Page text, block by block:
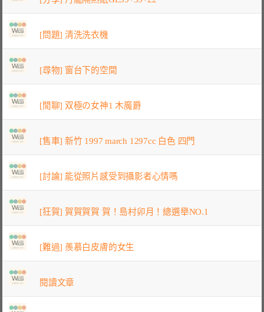
[問題] 清洗洗衣機
[尋物] 窗台下的空間
[閒聊] 双極の女神1 木魔爵
[售車] 新竹 1997 march 1297cc 白色 四門
[討論] 能從照片感受到攝影者心情嗎
[狂賀] 賀賀賀賀 賀！島村卯月！總選舉NO.1
[難過] 羨慕白皮膚的女生
閱讀文章